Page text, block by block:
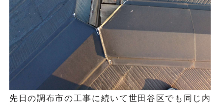
先日の調布市の工事に続いて世田谷区でも同じ内